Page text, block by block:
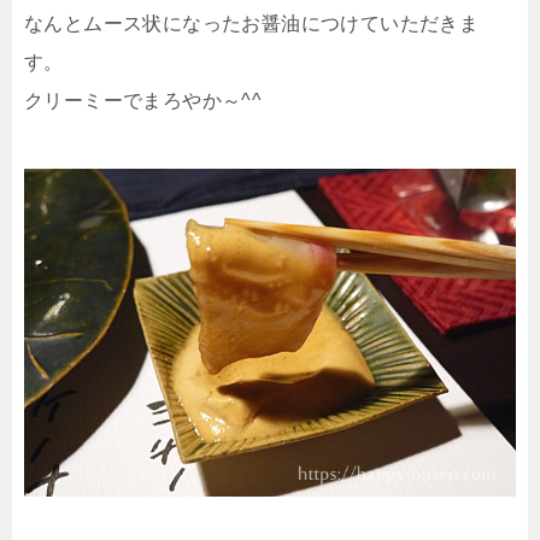
なんとムース状になったお醤油につけていただきま
す。
クリーミーでまろやか～^^